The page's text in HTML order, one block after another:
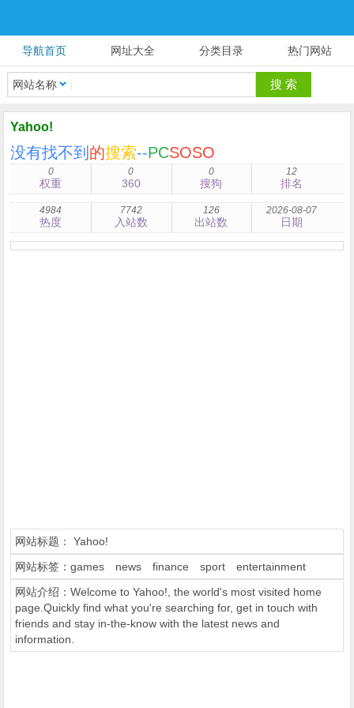
导航首页 网址大全 分类目录 热门网站
网站名称
Yahoo!
没有找不到 的搜索--PCSOSO
0
权重
0
360
0
搜狗
12
排名
4984
热度
7742
入站数
126
出站数
2026-08-07
日期
网站标题：Yahoo!
网站标签：games news finance sport
entertainment
网站介绍：Welcome to Yahoo!, the world's most visited home
page.Quickly find what you're searching for, get in touch with
friends and stay in-the-know with the latest news and
information.